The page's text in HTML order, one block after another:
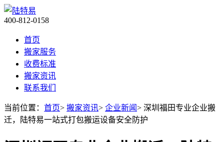
400-812-0158
首页
搬家服务
收费标准
搬家资讯
联系我们
当前位置： 首页> 搬家资讯> 企业新闻> 深圳福田专业企业搬
迁，陆特易一站式打包搬运设备安全防护